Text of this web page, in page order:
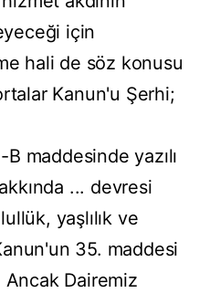
için
hali de söz konusu
Kanun'u Şerhi;
maddesinde yazılı
... devresi
yaşlılık ve
35. maddesi
Dairemiz